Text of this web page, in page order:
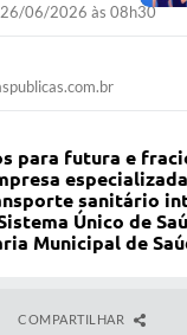
26/06/2026 às 08h30
para futura e
sanitário
Único de
Municipal de
COMPARTILHAR